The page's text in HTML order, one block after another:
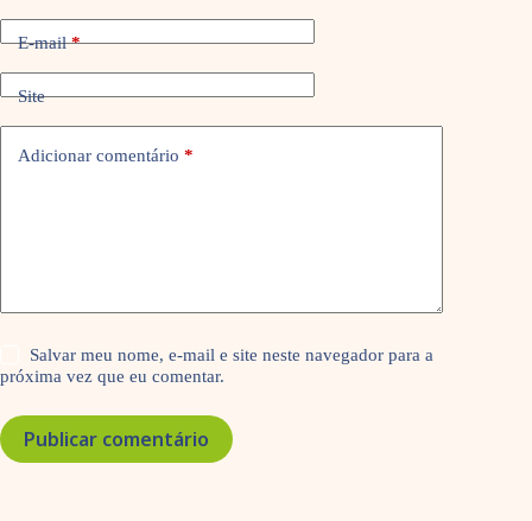
E-mail*
Site
Adicionar comentário *
Salvar meu nome, e-mail e site neste navegador para a
próxima vez que eu comentar.
Publicar comentário